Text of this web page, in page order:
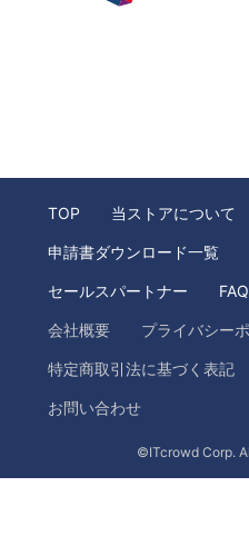
TOP 当ストアについて
申請書ダウンロード一覧
セールスパートナー FAQ
会社概要 プライバシー
特定商取引法に基づく表記
お問い合わせ
©ITcrowd Corp.